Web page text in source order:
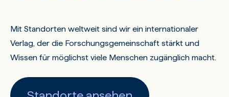
Mit Standorten weltweit sind wir ein internationaler
Verlag, der die Forschungsgemeinschaft stärkt und
Wissen für möglichst viele Menschen zugänglich macht.